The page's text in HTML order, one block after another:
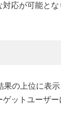
応が可能とな
の上位に表
ットユーザ